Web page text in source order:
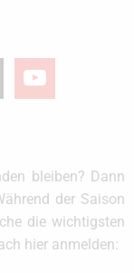
youtube
bleiben? Dann
der Saison
die wichtigsten
hier anmelden: